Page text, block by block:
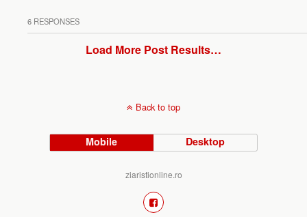
6 RESPONSES
Load More Post Results…
Back to top
Mobile Desktop
ziaristionline.ro